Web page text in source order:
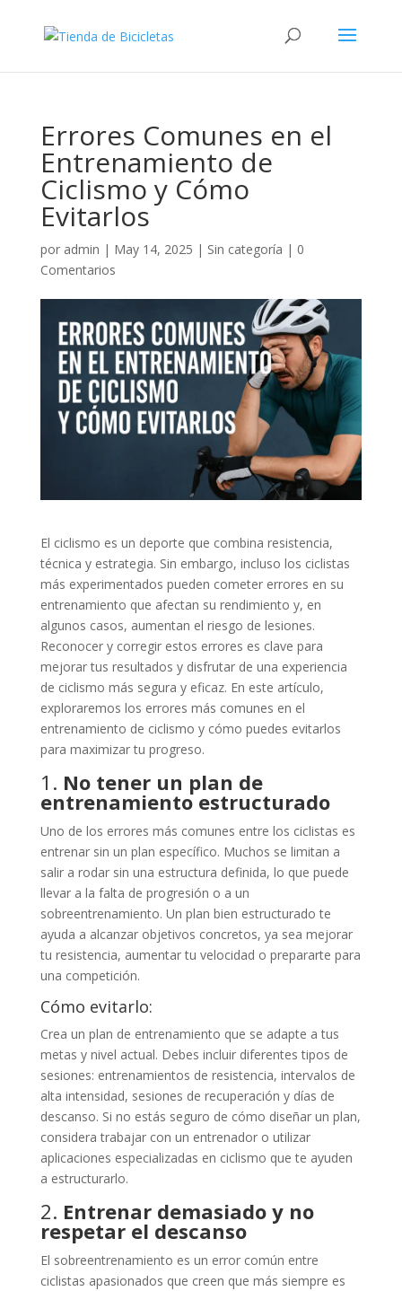
Errores Comunes en el
Entrenamiento de
Ciclismo y Cómo
Evitarlos
por admin | May 14, 2025 | Sin categoría | 0
Comentarios
El ciclismo es un deporte que combina resistencia,
técnica y estrategia. Sin embargo, incluso los ciclistas
más experimentados pueden cometer errores en su
entrenamiento que afectan su rendimiento y, en
algunos casos, aumentan el riesgo de lesiones.
Reconocer y corregir estos errores es clave para
mejorar tus resultados y disfrutar de una experiencia
de ciclismo más segura y eficaz. En este artículo,
exploraremos los errores más comunes en el
entrenamiento de ciclismo y cómo puedes evitarlos
para maximizar tu progreso.
1. No tener un plan de
entrenamiento estructurado
Uno de los errores más comunes entre los ciclistas es
entrenar sin un plan específico. Muchos se limitan a
salir a rodar sin una estructura definida, lo que puede
llevar a la falta de progresión o a un
sobreentrenamiento. Un plan bien estructurado te
ayuda a alcanzar objetivos concretos, ya sea mejorar
tu resistencia, aumentar tu velocidad o prepararte para
una competición.
Cómo evitarlo:
Crea un plan de entrenamiento que se adapte a tus
metas y nivel actual. Debes incluir diferentes tipos de
sesiones: entrenamientos de resistencia, intervalos de
alta intensidad, sesiones de recuperación y días de
descanso. Si no estás seguro de cómo diseñar un plan,
considera trabajar con un entrenador o utilizar
aplicaciones especializadas en ciclismo que te ayuden
a estructurarlo.
2. Entrenar demasiado y no
respetar el descanso
El sobreentrenamiento es un error común entre
ciclistas apasionados que creen que más siempre es